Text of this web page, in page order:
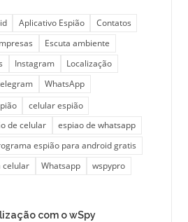
Aplicativo Espião
Contatos
Escuta ambiente
Instagram
Localização
WhatsApp
celular espião
de celular
espiao de whatsapp
espião para android gratis
celular
Whatsapp wspypro
com o wSpy